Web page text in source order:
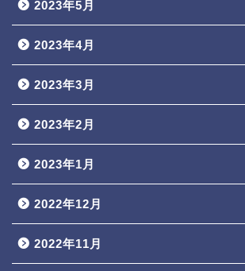
2023年5月
2023年4月
2023年3月
2023年2月
2023年1月
2022年12月
2022年11月